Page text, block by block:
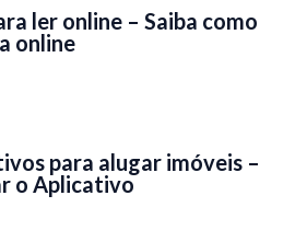
ler online – Saiba como
online
para alugar imóveis –
o Aplicativo